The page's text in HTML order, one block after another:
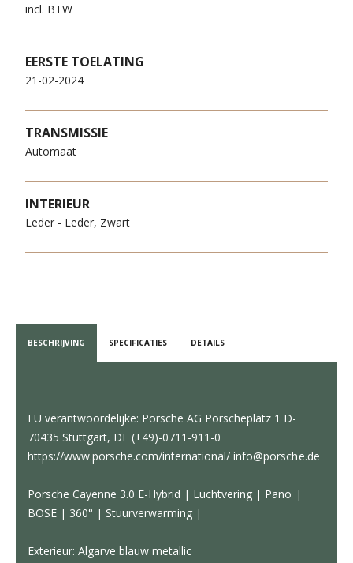
incl. BTW
EERSTE TOELATING
21-02-2024
TRANSMISSIE
Automaat
INTERIEUR
Leder - Leder, Zwart
BESCHRIJVING SPECIFICATIES DETAILS
EU verantwoordelijke: Porsche AG Porscheplatz 1 D-
70435 Stuttgart, DE (+49)-0711-911-0
https://www.porsche.com/international/ info@porsche.de
Porsche Cayenne 3.0 E-Hybrid | Luchtvering | Pano |
BOSE | 360° | Stuurverwarming |
Exterieur: Algarve blauw metallic